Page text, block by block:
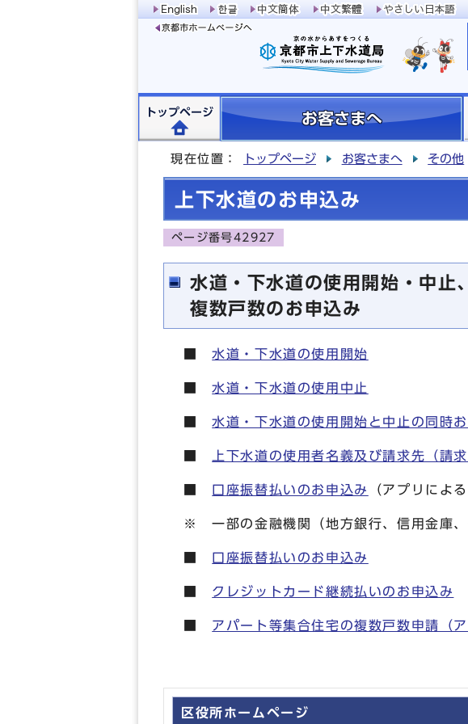
トップページ お客さまへ
現在位置： トップページ お客さまへ その他
上下水道のお申込み
ページ番号42927
水道・下水道の使用開始・中止
複数戸数のお申込み
■水道・下水道の使用開始
■水道・下水道の使用中止
■水道・下水道の使用開始と中止の同時
上下水道の使用者名義及び請求先（請
口座振替払いのお申込み （アプリによ
※ 一部の金融機関（地方銀行、信用金庫
口座振替払いのお申込み
クレジットカード継続払いのお申込み
アパート等集合住宅の複数戸数申請（
区役所ホームページ